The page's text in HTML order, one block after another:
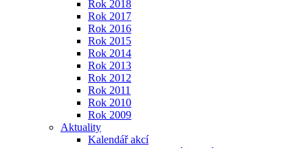
Rok 2018
Rok 2017
Rok 2016
Rok 2015
Rok 2014
Rok 2013
Rok 2012
Rok 2011
Rok 2010
Rok 2009
Aktuality
Kalendář akcí